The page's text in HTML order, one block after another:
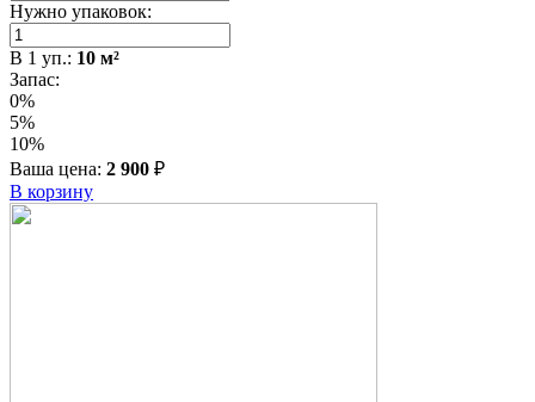
Нужно упаковок:
В 1 уп.: 10 м²
Запас:
0%
5%
10%
Ваша цена: 2 900 ₽
В корзину